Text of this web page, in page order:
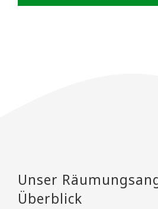
Unser
Überblick